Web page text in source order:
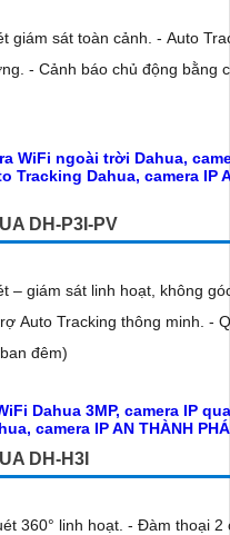
giám sát toàn cảnh. - Auto
- Cảnh báo chủ động bằng
DH-P3I-PV
– giám sát linh hoạt, không
Auto Tracking thông minh. -
đêm)
DH-H3I
360° linh hoạt. - Đàm thoại 2